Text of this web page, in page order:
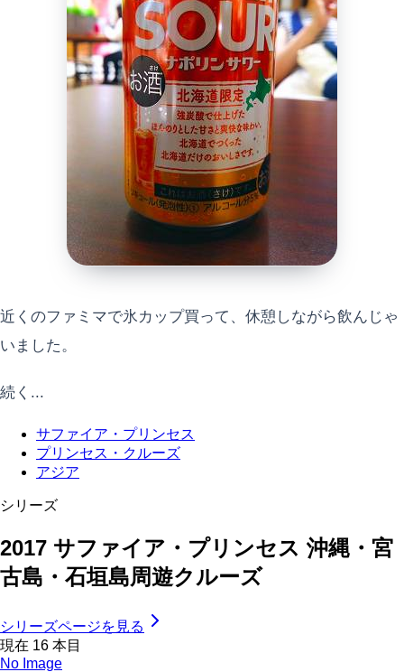
近くのファミマで氷カップ買って、休憩しながら飲んじゃ
いました。
続く...
サファイア・プリンセス
プリンセス・クルーズ
アジア
シリーズ
2017 サファイア・プリンセス 沖縄・宮
古島・石垣島周遊クルーズ
シリーズページを見る
現在 16 本目
No Image